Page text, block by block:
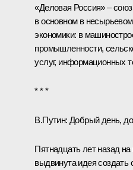
«Деловая Россия» –
в основном в
экономики: в
промышленности,
услуг, информационных
* * *
В.Путин: Добрый день,
Пятнадцать лет назад
выдвинута идея